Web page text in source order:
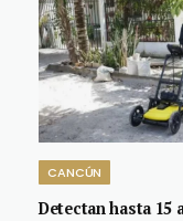
CANCÚN
Detectan hasta 15